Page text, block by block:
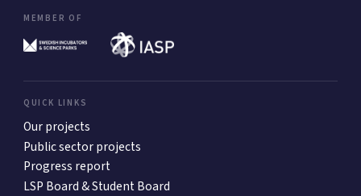
MEMBER OF
QUICK LINKS
Our projects
Public sector projects
Progress report
LSP Board & Student Board